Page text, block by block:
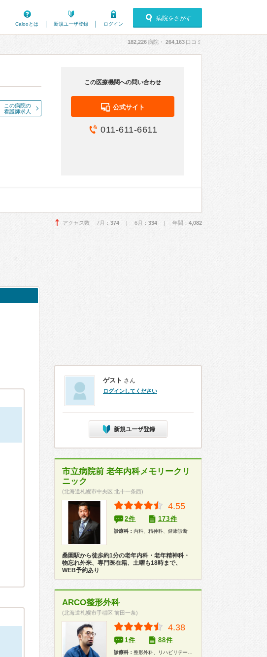
Calooとは
新規ユーザ登録 ログイン
病院をさがす
182,226病院・ 264,163 口コミ
この病院の
看護師求人
この医療機関への問い合わせ
公式サイト
011-611-6611
アクセス数 7月： 374 | 6月： 334 | 年間： 4,082
ゲスト さん
ログインしてください
新規ユーザ登録
市立病院前 老年内科メモリークリ
ニック
(北海道札幌市中央区 北十一条西)
4.55
2件 173件
診療科： 内科、精神科、健康診断
桑園駅から徒歩約1分の老年内科・老年精神科・
物忘れ外来、専門医在籍、土曜も18時まで、
WEB予約あり
ARCO整形外科
(北海道札幌市手稲区 前田一条)
4.38
1件 88件
診療科： 整形外科、リハビリテーション科